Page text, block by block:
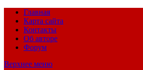
Главная
Карта сайта
Контакты
Об авторе
Форум
Верхнее меню